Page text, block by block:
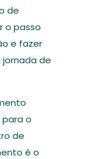
de
o passo
e fazer
de
o
de
é o